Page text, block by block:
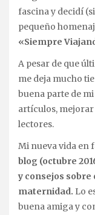
fascina y decidí
pequeño
«Siempre
A pesar de que
me deja mucho
buena parte de
artículos,
lectores.
Mi nueva vida en
blog (octubre
y consejos sobre
maternidad. Lo
buena amiga y